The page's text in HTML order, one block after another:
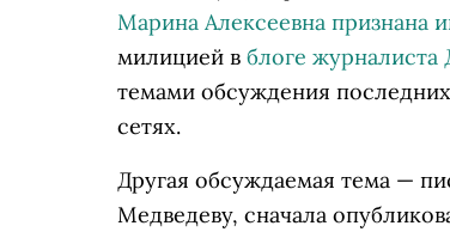
Марина Алексеевна признана
милицией в блоге
темами обсуждения
сетях.
Другая обсуждаемая тема —
Медведеву, сначала